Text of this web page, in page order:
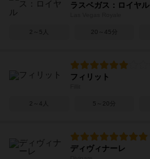
ラスベガス：ロイヤル
2～5人 20～45分
フィリット
2～4人 5～20分
ディヴィナーレ